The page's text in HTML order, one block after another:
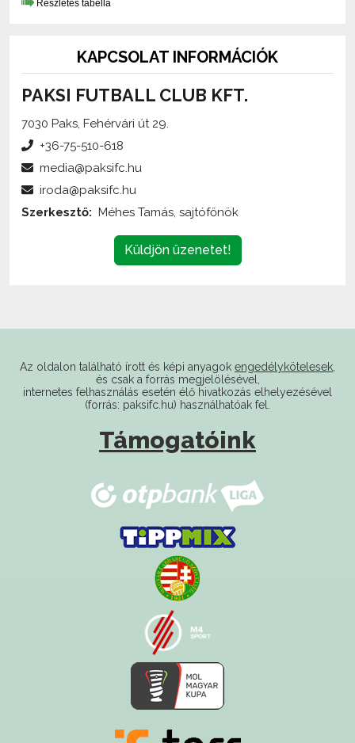
PAKSI FUTBALL CLUB KFT.
7030 Paks, Fehérvári út 29.
Küldjön üzenetet!
internetes felhasználás esetén élő hivatkozás elhelyezésével
(forrás: paksifc.hu) használhatóak fel.
Támogatóink